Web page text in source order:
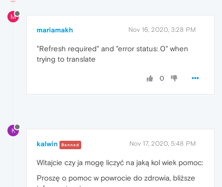
M
mariamakh Nov 16, 2020, 3:28 PM
"Refresh required" and "error status: 0" when
trying to translate
0
K
kalwin Banned Nov 17, 2020, 5:48 PM
Witajcie czy ja mogę liczyć na jaką kol wiek pomoc:
Proszę o pomoc w powrocie do zdrowia, bliższe